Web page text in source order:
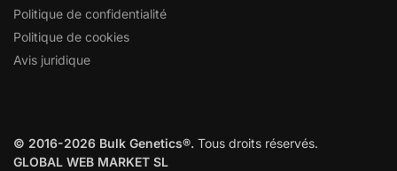
Politique de confidentialité
Politique de cookies
Avis juridique
© 2016-2026 Bulk Genetics®. Tous droits réservés.
GLOBAL WEB MARKET SL